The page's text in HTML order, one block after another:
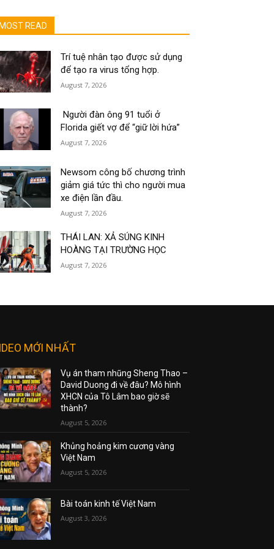
MOST READ
Trí tuệ nhân tạo được sử dụng
để tạo ra virus tổng hợp.
August 7, 2026
Người đàn ông 91 tuổi ở
Florida giết vợ để “giữ lời hứa”
August 7, 2026
Newsom công bố chương trình
giảm giá tức thì cho người mua
xe điện lần đầu.
August 7, 2026
THÁI LAN: XẢ SÚNG KINH
HOÀNG TẠI TRƯỜNG HỌC
August 7, 2026
MỚI NHẤT
Vụ án tham nhũng Sheng Thao –
David Duong đi về đâu? Mô hình
XHCN của Tô Lâm bao giờ sẽ
thành?
August 5, 2026
Khủng hoảng kim cương vàng
Việt Nam
August 5, 2026
Bài toán kinh tế Việt Nam
August 3, 2026